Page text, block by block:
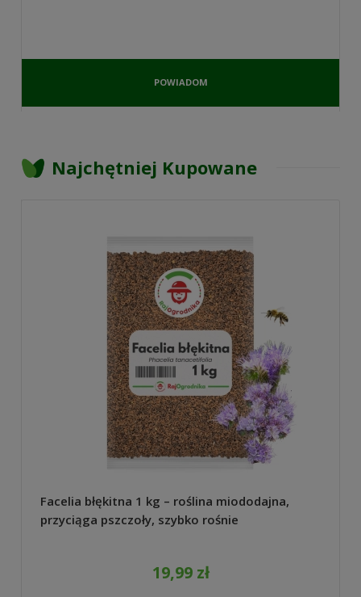
POWIADOM
DOSTĘPNOŚCI
Najchętniej Kupowane
Facelia błękitna 1 kg – roślina miododajna,
przyciąga pszczoły, szybko rośnie
19,99 zł